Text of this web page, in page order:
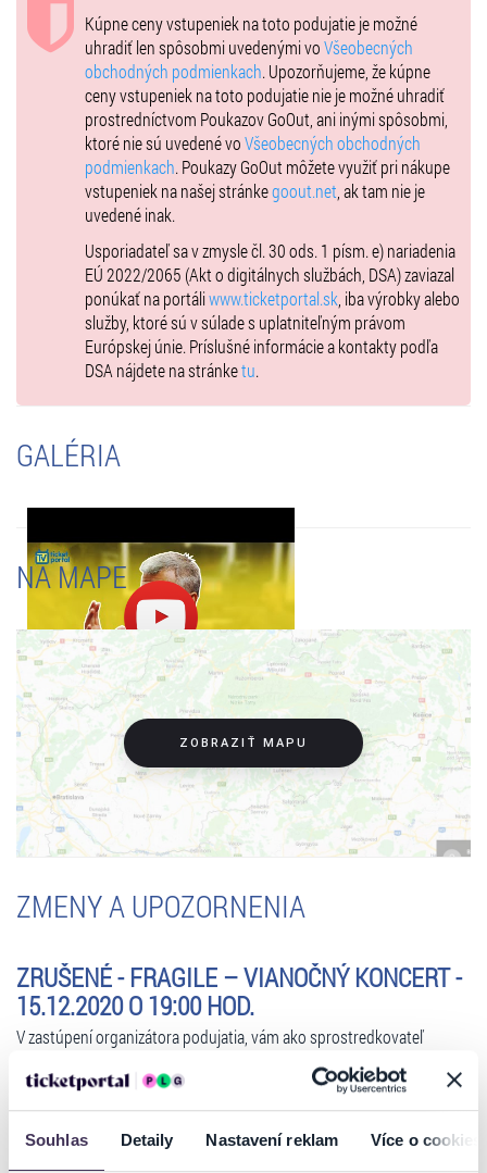
Souhlas Detaily Nastavení reklam Více o cookies
Kúpne ceny vstupeniek na toto podujatie je možné
uhradiť len spôsobmi uvedenými voVšeobecných
obchodných podmienkach. Upozorňujeme, že kúpne
ceny vstupeniek na toto podujatie nie je možné uhradiť
prostredníctvom Poukazov GoOut, ani inými spôsobmi,
ktoré nie sú uvedené voVšeobecných obchodných
podmienkach. Poukazy GoOut môžete využiť pri nákupe
vstupeniek na našej stránkegoout.net , ak tam nie je
uvedené inak.
Usporiadateľ sa v zmysle čl. 30 ods. 1 písm. e) nariadenia
EÚ 2022/2065 (Akt o digitálnych službách, DSA) zaviazal
ponúkať na portáliwww.ticketportal.sk , iba výrobky alebo
služby, ktoré sú v súlade s uplatniteľným právom
Európskej únie. Príslušné informácie a kontakty podľa
DSA nájdete na stránketu.
GALÉRIA
NA MAPE
ZOBRAZIŤ MAPU
ZMENY A UPOZORNENIA
ZRUŠENÉ - FRAGILE – VIANOČNÝ KONCERT -
15.12.2020 O 19:00 HOD.
V zastúpení organizátora podujatia, vám ako sprostredkovateľ
ktoré sa malo konať dňa15.12.2020 o 19:00 hod.v Dom kultúry
Pezinok , jeZRUŠENÉ!
Klienti môžu vrátiť vstupenky výhradne na tom predajnom mieste,
kde si ich zakúpili.